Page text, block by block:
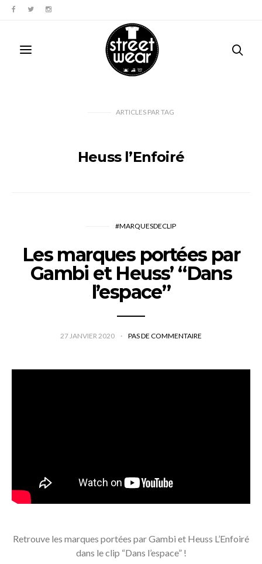
ARTICLES PAR TAG
Heuss l’Enfoiré
#MARQUESDECLIP
Les marques portées par
Gambi et Heuss’ “Dans
l’espace”
27 JANVIER 2020 PAS DE COMMENTAIRE
Retrouve les marques portées par Gambi et Heuss L’Enfoiré
dans le clip “Dans l’espace” !